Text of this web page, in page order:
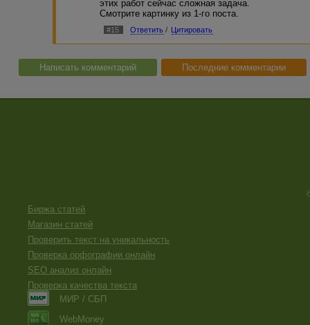
этих работ сейчас сложная задача.
Смотрите картинку из 1-го поста.
#15 Ответить / Цитировать
Написать комментарий Последние комментарии
Биржа статей
Магазин статей
Проверить текст на уникальность
Проверка орфографии онлайн
SEO анализ онлайн
Проверка качества текста
МИР / СБП
WebMoney